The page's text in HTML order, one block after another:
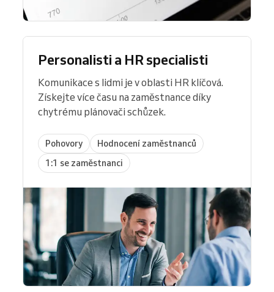
Personalisti a HR specialisti
Komunikace s lidmi je v oblasti HR klíčová.
Získejte více času na zaměstnance díky
chytrému plánovači schůzek.
Pohovory
Hodnocení zaměstnanců
1:1 se zaměstnanci